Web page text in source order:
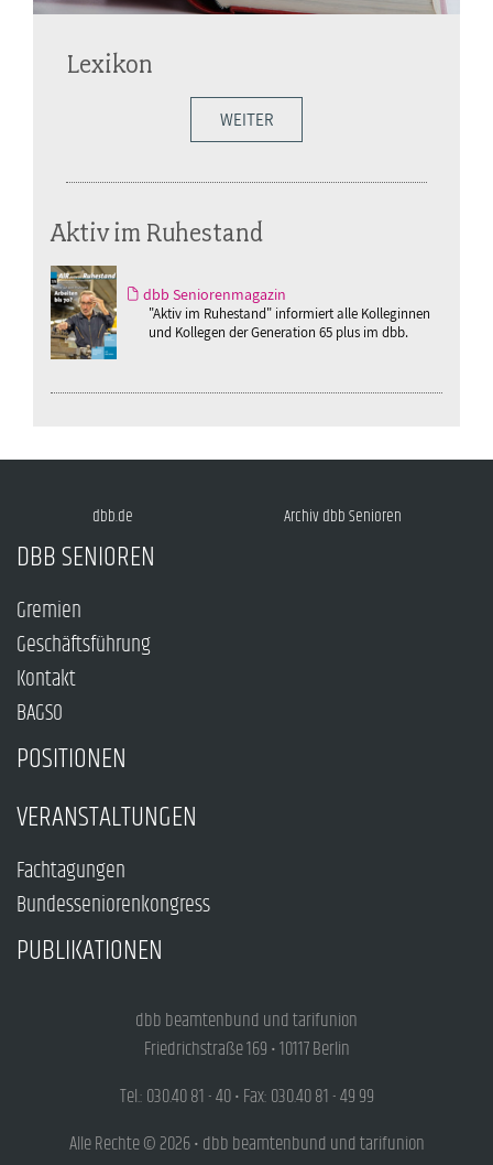
Lexikon
WEITER
Aktiv im Ruhestand
dbb Seniorenmagazin
"Aktiv im Ruhestand" informiert alle Kolleginnen
und Kollegen der Generation 65 plus im dbb.
dbb.de Archiv dbb Senioren
DBB SENIOREN
Gremien
Geschäftsführung
Kontakt
BAGSO
POSITIONEN
VERANSTALTUNGEN
Fachtagungen
Bundesseniorenkongress
PUBLIKATIONEN
dbb beamtenbund und tarifunion
Friedrichstraße 169 • 10117 Berlin
Tel.: 030.40 81 - 40 • Fax: 030.40 81 - 49 99
Alle Rechte © 2026 • dbb beamtenbund und tarifunion